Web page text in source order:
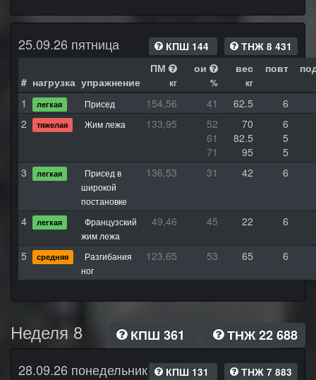
25.09.26 пятница КПШ 144 ТНЖ 8 431
# нагрузка упражнение
ПМ
кг
ои
%
вес
кг
повт
1 легкая Присед 154,56 41 62.5
6
2
тяжелая Жим лежа 133,95 52 70
6
61
82.5
5
71
95
5
3
легкая
Присед в
широкой
постановке
136,53 31 42 6
4 легкая
Французский
жим лежа
49,46 45 22 6
5 средняя
Разгибания
ног
123,65 53 65 6
Неделя 8 КПШ 361
ТНЖ 22 688
28.09.26 понедельник
КПШ 131 ТНЖ 7 883